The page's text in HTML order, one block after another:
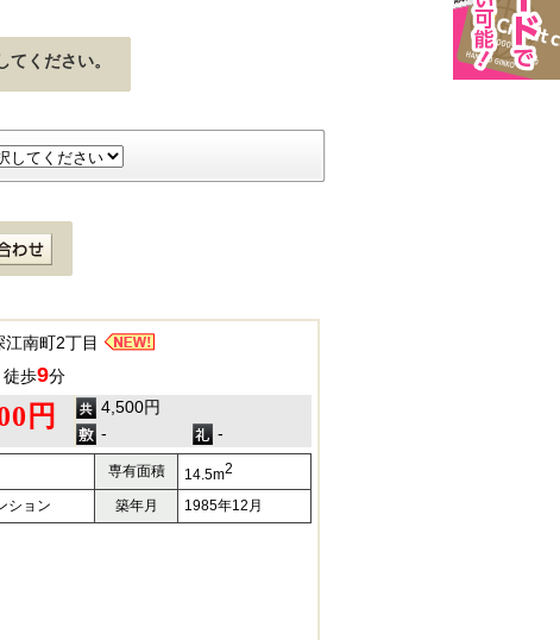
ください。
南町2丁目
徒歩9分
円
4,500円
-
-
専有面積 14.5m2
ション 築年月 1985年12月